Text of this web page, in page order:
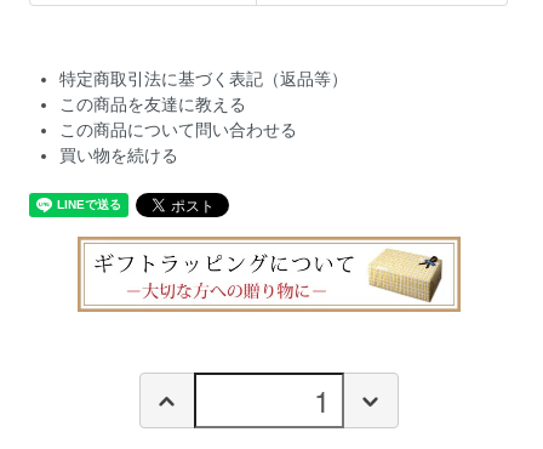
特定商取引法に基づく表記（返品等）
この商品を友達に教える
この商品について問い合わせる
買い物を続ける